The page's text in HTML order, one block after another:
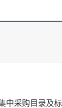
中采购目录及